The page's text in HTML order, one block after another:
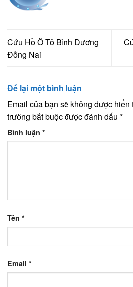
Cứu Hồ Ô Tô Bình Dương
Đồng Nai
Để lại một bình luận
Email của bạn sẽ không được hiển
trường bắt buộc được đánh dấu *
Bình luận *
Tên *
Email *